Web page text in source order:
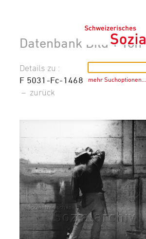
Datenbank Bild + Ton
mehr Suchoptionen…
Details zu :
F 5031-Fc-1468
– zurück